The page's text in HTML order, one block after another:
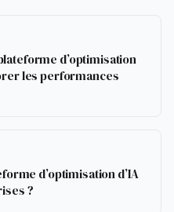
d’optimisation
les performances
d’optimisation d’IA
?